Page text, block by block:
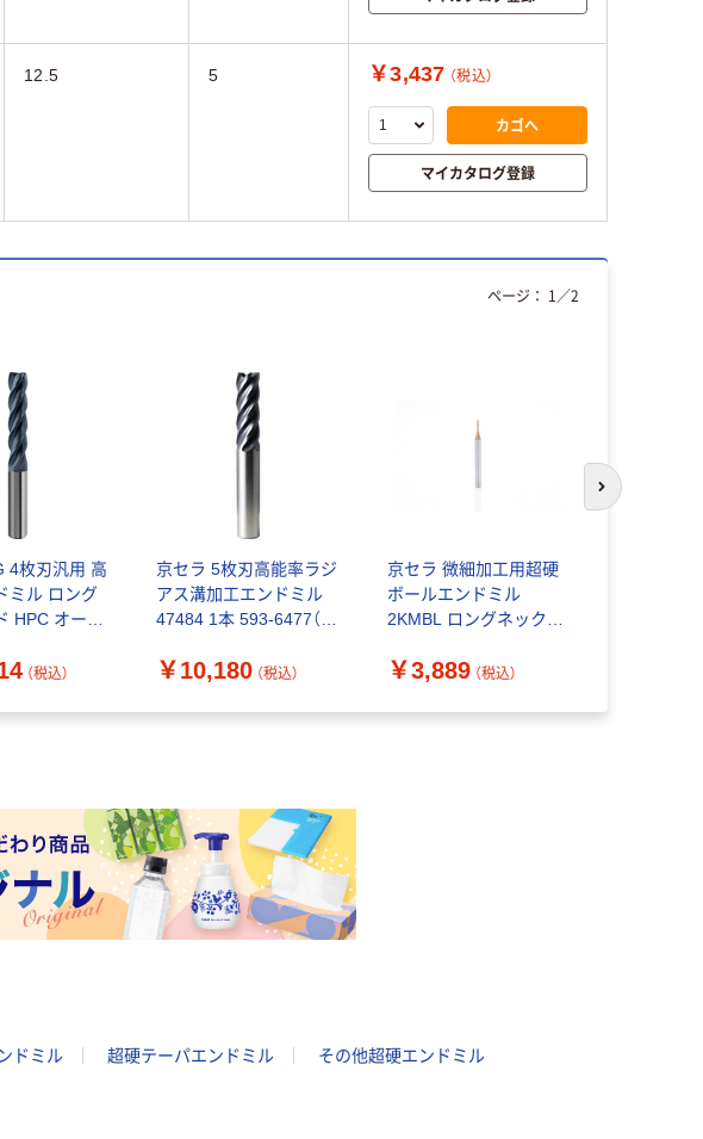
12.5 5 ￥3,437 （税込）
カゴへ
マイカタログ登録
4枚刃汎用 高
ミル ロング
HPC オール
直送品）
（税込）
京セラ 5枚刃高能率ラジ
アス溝加工エンドミル
47484 1本 593-6477（直
￥10,180 （税込）
京セラ 微細加工用超硬
ボールエンドミル
2KMBL ロングネックタ
S4 1本 566-8346（直送
￥3,889 （税込）
ページ： 1 ／2
次のスライド
ドミル 超硬テーパエンドミル その他超硬エンドミル